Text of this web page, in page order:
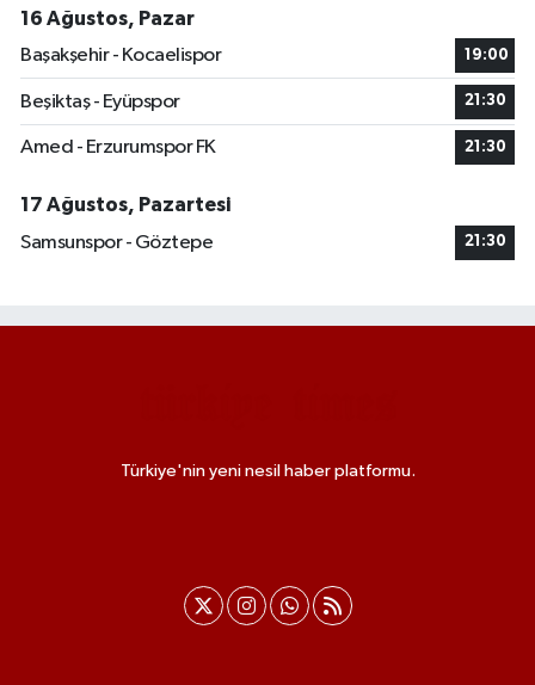
16 Ağustos, Pazar
Başakşehir - Kocaelispor
19:00
Beşiktaş - Eyüpspor 21:30
Amed - Erzurumspor FK 21:30
17 Ağustos, Pazartesi
Samsunspor - Göztepe
21:30
Türkiye'nin yeni nesil haber platformu.